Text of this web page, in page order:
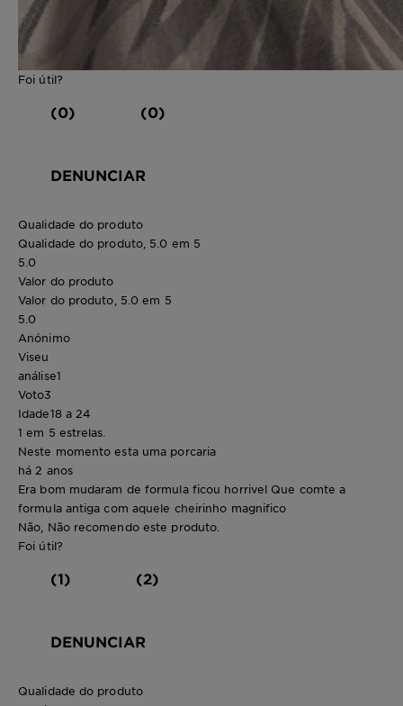
Foi útil?
(0) (0)
DENUNCIAR
Qualidade do produto
Qualidade do produto, 5.0 em 5
5.0
Valor do produto
Valor do produto, 5.0 em 5
5.0
Anónimo
Viseu
análise1
Voto3
Idade18 a 24
1 em 5 estrelas.
Neste momento esta uma porcaria
há 2 anos
Era bom mudaram de formula ficou horrivel Que comte a
formula antiga com aquele cheirinho magnifico
Não, Não recomendo este produto.
Foi útil?
(1) (2)
DENUNCIAR
Qualidade do produto